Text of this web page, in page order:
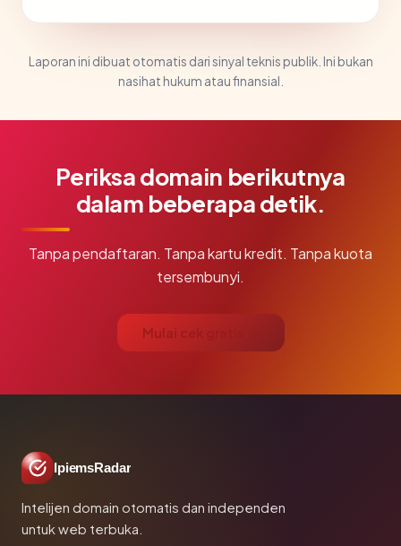
Laporan ini dibuat otomatis dari sinyal teknis publik. Ini bukan
nasihat hukum atau finansial.
Periksa domain berikutnya
dalam beberapa detik.
Tanpa pendaftaran. Tanpa kartu kredit. Tanpa kuota
tersembunyi.
Mulai cek gratis →
IpiemsRadar
Intelijen domain otomatis dan independen
untuk web terbuka.